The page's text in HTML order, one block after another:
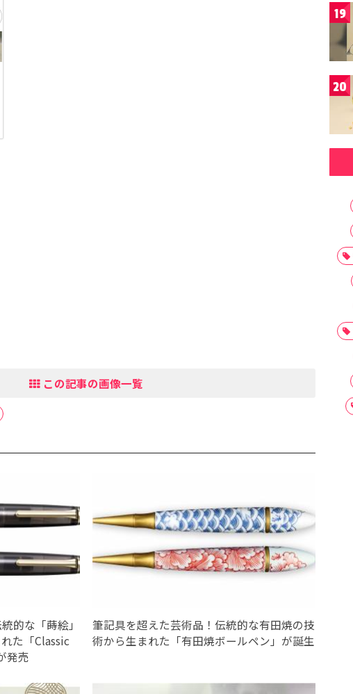
この記事の画像一覧
的な「蒔絵」
た「Classic
発売
筆記具を超えた芸術品！伝統的な有田焼の技
術から生まれた「有田焼ボールペン」が誕生
19
20